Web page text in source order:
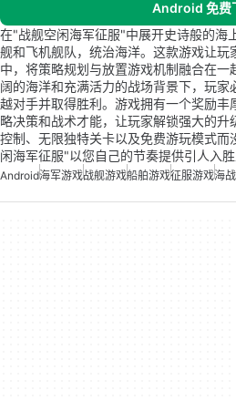
Android 免费
在"战舰空闲海军征服"中展开史诗般的海
舰和飞机舰队，统治海洋。这款游戏让玩
中，将策略规划与放置游戏机制融合在
阔的海洋和充满活力的战场背景下，玩
越对手并取得胜利。游戏拥有一个奖励
略决策和战术才能，让玩家解锁强大的
控制、无限独特关卡以及免费游玩模式
闲海军征服"以您自己的节奏提供引人入胜
Android海军游戏战舰游戏船舶游戏征服游戏海